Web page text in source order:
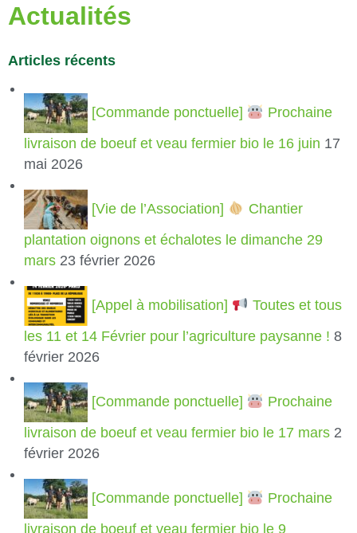
Actualités
Articles récents
[Commande ponctuelle]
Prochaine
livraison de boeuf et veau fermier bio le 16 juin 17
mai 2026
[Vie de l’Association]
Chantier
plantation oignons et échalotes le dimanche 29
mars 23 février 2026
[Appel à mobilisation]
Toutes et tous
les 11 et 14 Février pour l’agriculture paysanne ! 8
février 2026
[Commande ponctuelle]
Prochaine
livraison de boeuf et veau fermier bio le 17 mars 2
février 2026
[Commande ponctuelle]
Prochaine
livraison de boeuf et veau fermier bio le 9